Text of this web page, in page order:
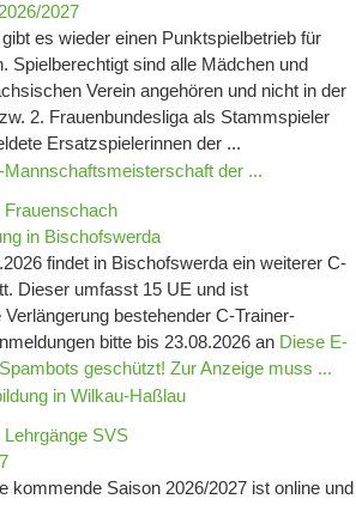
2027
es wieder einen Punktspielbetrieb für
Spielberechtigt sind alle Mädchen und
Verein angehören und nicht in der
2. Frauenbundesliga als Stammspieler
Ersatzspielerinnen der ...
der ...
Frauenschach
in Bischofswerda
findet in Bischofswerda ein weiterer C-
Dieser umfasst 15 UE und ist
bestehender C-Trainer-
bitte bis 23.08.2026 an Diese E-
geschützt! Zur Anzeige muss ...
in Wilkau-Haßlau
SVS
kommende Saison 2026/2027 ist online und